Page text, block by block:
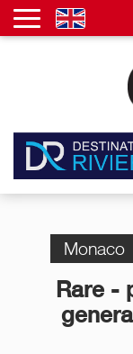
Monaco
Rare -